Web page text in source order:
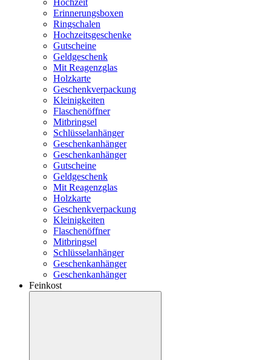
Hochzeit
Erinnerungsboxen
Ringschalen
Hochzeitsgeschenke
Gutscheine
Geldgeschenk
Mit Reagenzglas
Holzkarte
Geschenkverpackung
Kleinigkeiten
Flaschenöffner
Mitbringsel
Schlüsselanhänger
Geschenkanhänger
Geschenkanhänger
Gutscheine
Geldgeschenk
Mit Reagenzglas
Holzkarte
Geschenkverpackung
Kleinigkeiten
Flaschenöffner
Mitbringsel
Schlüsselanhänger
Geschenkanhänger
Geschenkanhänger
Feinkost